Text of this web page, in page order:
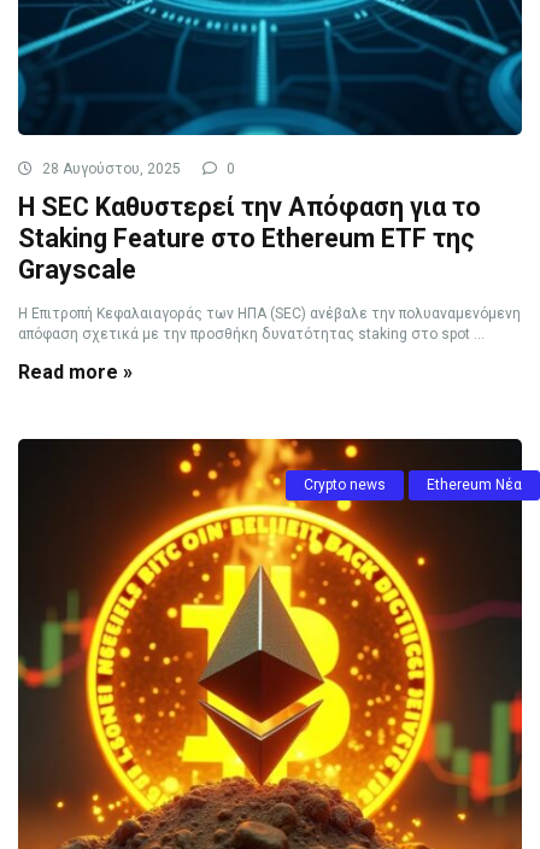
28 Αυγούστου, 2025 0
Η SEC Καθυστερεί την Απόφαση για το
Staking Feature στο Ethereum ETF της
Grayscale
Η Επιτροπή Κεφαλαιαγοράς των ΗΠΑ (SEC) ανέβαλε την πολυαναμενόμενη
απόφαση σχετικά με την προσθήκη δυνατότητας staking στο spot ...
Read more »
Crypto news Ethereum Νέα